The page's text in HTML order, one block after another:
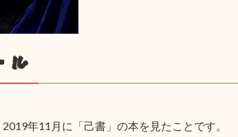
ル
年11月に「己書」の本を見たことです。